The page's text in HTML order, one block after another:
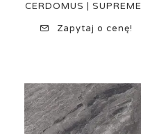
CERDOMUS | SUPREME
Zapytaj o cenę!